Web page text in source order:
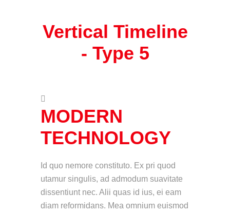
Vertical Timeline
- Type 5
MODERN
TECHNOLOGY
Id quo nemore constituto. Ex pri quod
utamur singulis, ad admodum suavitate
dissentiunt nec. Alii quas id ius, ei eam
diam reformidans. Mea omnium euismod